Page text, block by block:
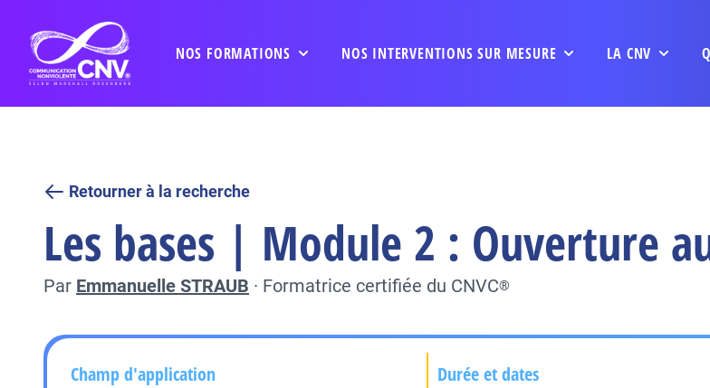
NOS FORMATIONS NOS INTERVENTIONS SUR MESURE LA CNV
Retourner à la recherche
Les bases | Module 2 : Ouverture
Par Emmanuelle STRAUB · Formatrice certifiée du CNVC®
Champ d'application Durée et dates